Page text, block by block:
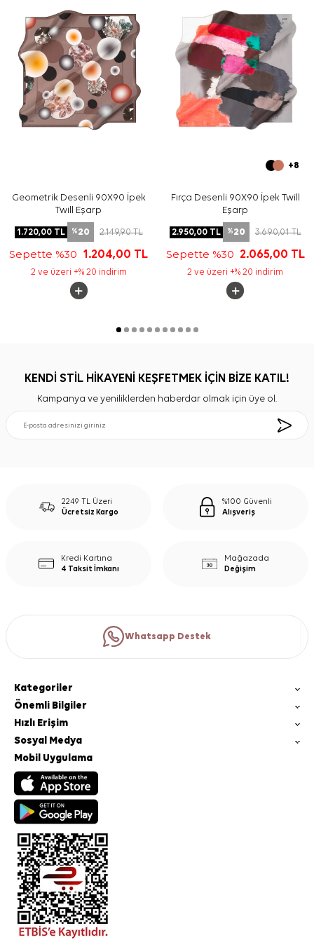
izleyiniz. İpek ve hassas eşarplarda elde nazik bakım
veya leke temizliği gerektiğinde
Aker İpek Eşarp
Şampuanı tercih edebilirsiniz.
Sıkça Sorulan Sorular
Siyah İpek Tivil Kare Desenli Eşarp ölçüsü nedir?
Bu ipek tivil eşarp hangi renklerle kombinlenir?
Deseni nasıl bir görünüme sahiptir?
Bu eşarp günlük kullanım için uygun mu?
Geometrik Desenli 90X90 İpek
Twill Eşarp
1.720,00TL %20 2.149,90TL
Sepette %30 1.204,00 TL
2 ve üzeri +% 20 indirim
+8
Fırça Desenli 90X90 İpek Twill
Eşarp
2.950,00TL %20 3.690,01TL
Sepette %30 2.065,00 TL
2 ve üzeri +% 20 indirim
KENDİ STİL HİKAYENİ KEŞFETMEK İÇİN BİZE KATIL!
Kampanya ve yeniliklerden haberdar olmak için üye ol.
2249 TL Üzeri
Ücretsiz Kargo
%100 Güvenli
Alışveriş
Kredi Kartına
4 Taksit İmkanı
Mağazada
Değişim
Whatsapp Destek
Kategoriler
Önemli Bilgiler
Hızlı Erişim
Sosyal Medya
Mobil Uygulama